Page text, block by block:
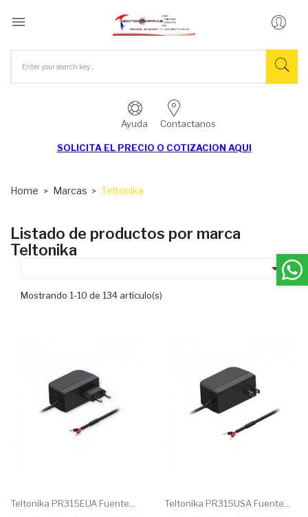

Ayuda Contactanos
SOLICITA EL PRECIO O COTIZACION AQUI
Home Marcas Teltonika
Listado de productos por marca
Teltonika

Mostrando 1-10 de 134 artículo(s)
Teltonika PR315EUA Fuente...
Teltonika PR315USA Fuente...